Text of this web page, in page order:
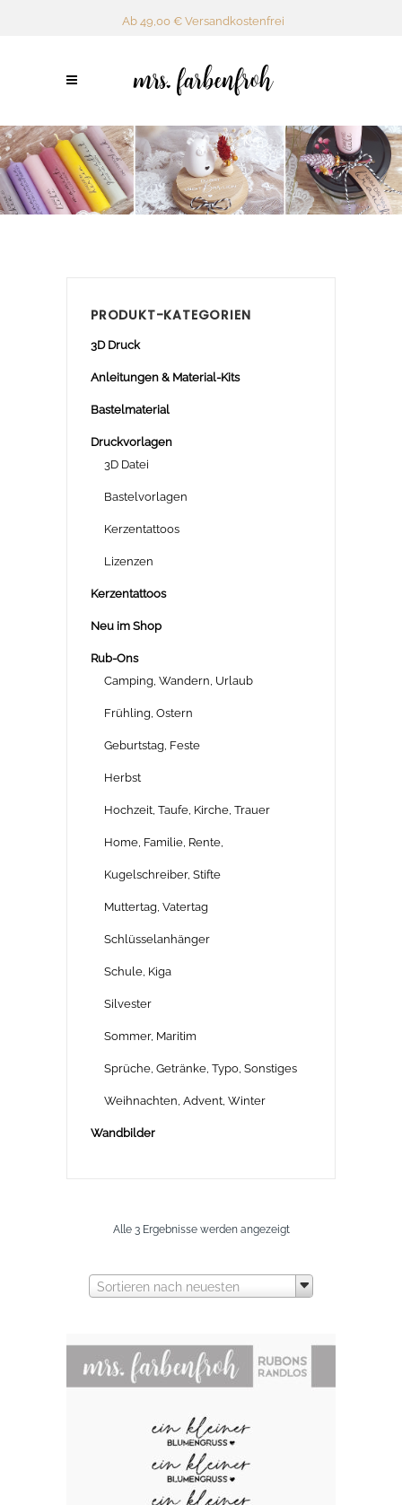
Ab 49,00 € Versandkostenfrei
PRODUKT-KATEGORIEN
3D Druck
Anleitungen & Material-Kits
Bastelmaterial
Druckvorlagen
3D Datei
Bastelvorlagen
Kerzentattoos
Lizenzen
Kerzentattoos
Neu im Shop
Rub-Ons
Camping, Wandern, Urlaub
Frühling, Ostern
Geburtstag, Feste
Herbst
Hochzeit, Taufe, Kirche, Trauer
Home, Familie, Rente,
Kugelschreiber, Stifte
Muttertag, Vatertag
Schlüsselanhänger
Schule, Kiga
Silvester
Sommer, Maritim
Sprüche, Getränke, Typo, Sonstiges
Weihnachten, Advent, Winter
Wandbilder
Alle 3 Ergebnisse werden angezeigtNach
sortiert
Sortieren nach neuesten